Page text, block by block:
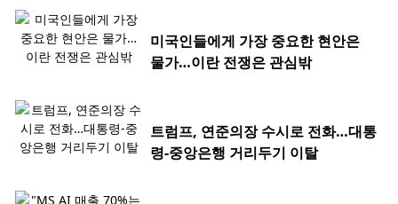
미국인들에게 가장 중요한 현안은
물가…이란 전쟁은 관심밖
트럼프, 연준의장 수시로 전화…대통
령-중앙은행 거리두기 이탈